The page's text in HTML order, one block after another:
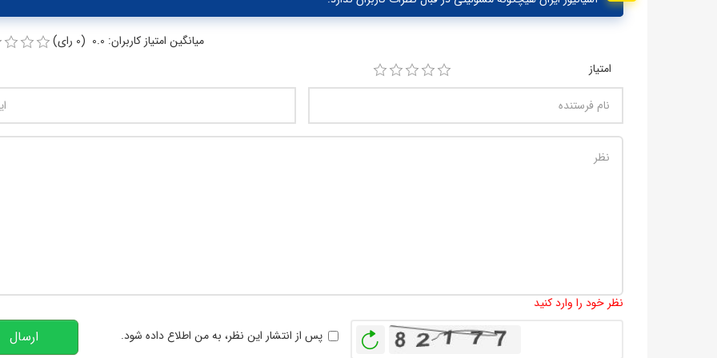
میانگین امتیاز کاربران: 0.0 (0 رای)
امتیاز
نظر خود را وارد کنید
بازخوانیپس از انتشار این نظر، به من اطلاع داده شود. ارسال